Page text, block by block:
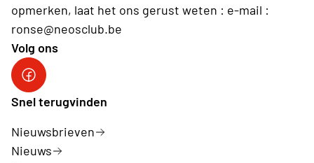
opmerken, laat het ons gerust weten : e-mail :
ronse@neosclub.be
Volg ons
fb
Snel terugvinden
Nieuwsbrieven
Nieuws